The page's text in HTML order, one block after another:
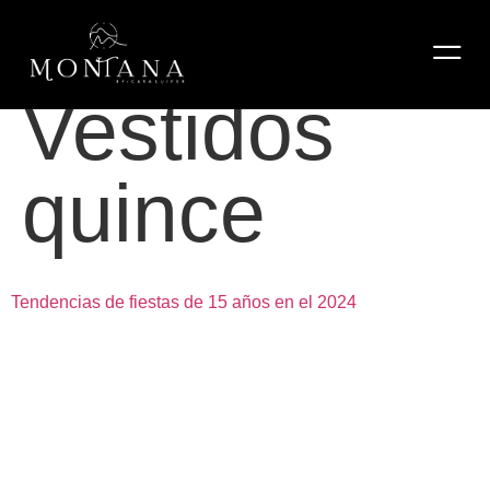
Etiqueta:
Vestidos
quince
Tendencias de fiestas de 15 años en el 2024